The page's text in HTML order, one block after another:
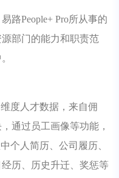
路People+ Pro所从事的
部门的能力和职责范
度人才数据，来自佣
通过员工画像等功能，
个人简历、公司履历、
历、历史升迁、奖惩等